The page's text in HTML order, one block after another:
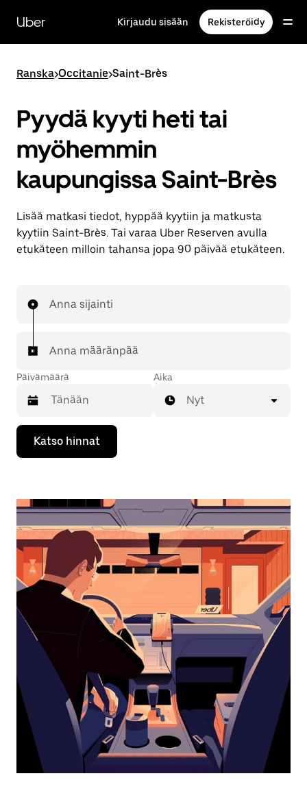
siirry
pääsisältöön
Uber Kirjaudu sisään Rekisteröidy
Ranska>Occitanie>Saint-Brès
Pyydä kyyti heti tai
myöhemmin
kaupungissa Saint-Brès
Lisää matkasi tiedot, hyppää kyytiin ja matkusta
kyytiin Saint-Brès. Tai varaa Uber Reserven avulla
etukäteen milloin tahansa jopa 90 päivää etukäteen.
Anna sijainti
Anna määränpää
Päivämäärä
Valitse
päivämäärä
kalenterissa
Sulje
Esc-
painikkeella.
Aika
Nyt
Katso hinnat